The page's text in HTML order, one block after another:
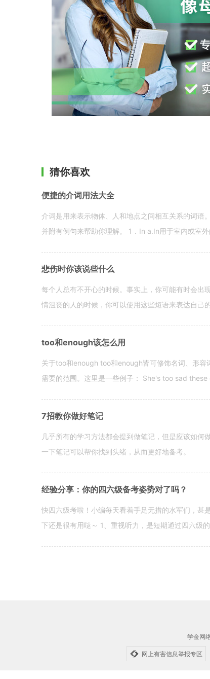
猜你喜欢
便捷的介词用法大全
介词是用来表示物体、人和地点之间相互关系的词语
并附有例句来帮助你理解。 1．In a.In用于室内或室
悲伤时你该说些什么
每个人总有不开心的时候。事实上，你可能有时会出
情沮丧的人的时候，你可以使用这些短语来表达自
too和enough该怎么用
关于too和enough too和enough皆可修饰名词、形容
需要的范围。这里是一些例子： She's too sad
7招教你做好笔记
几乎所有的学习方法都会提到做笔记，但是应该如
一下笔记可以帮你找到头绪，从而更好地备考。
经验分享：你的四六级备考姿势对了吗？
快四六级考啦！小编每天看着手足无措的水军们，甚
下还是很有用哒～ 1、重视听力，是短期通过四六级
学金网
网上有害信息举报专区